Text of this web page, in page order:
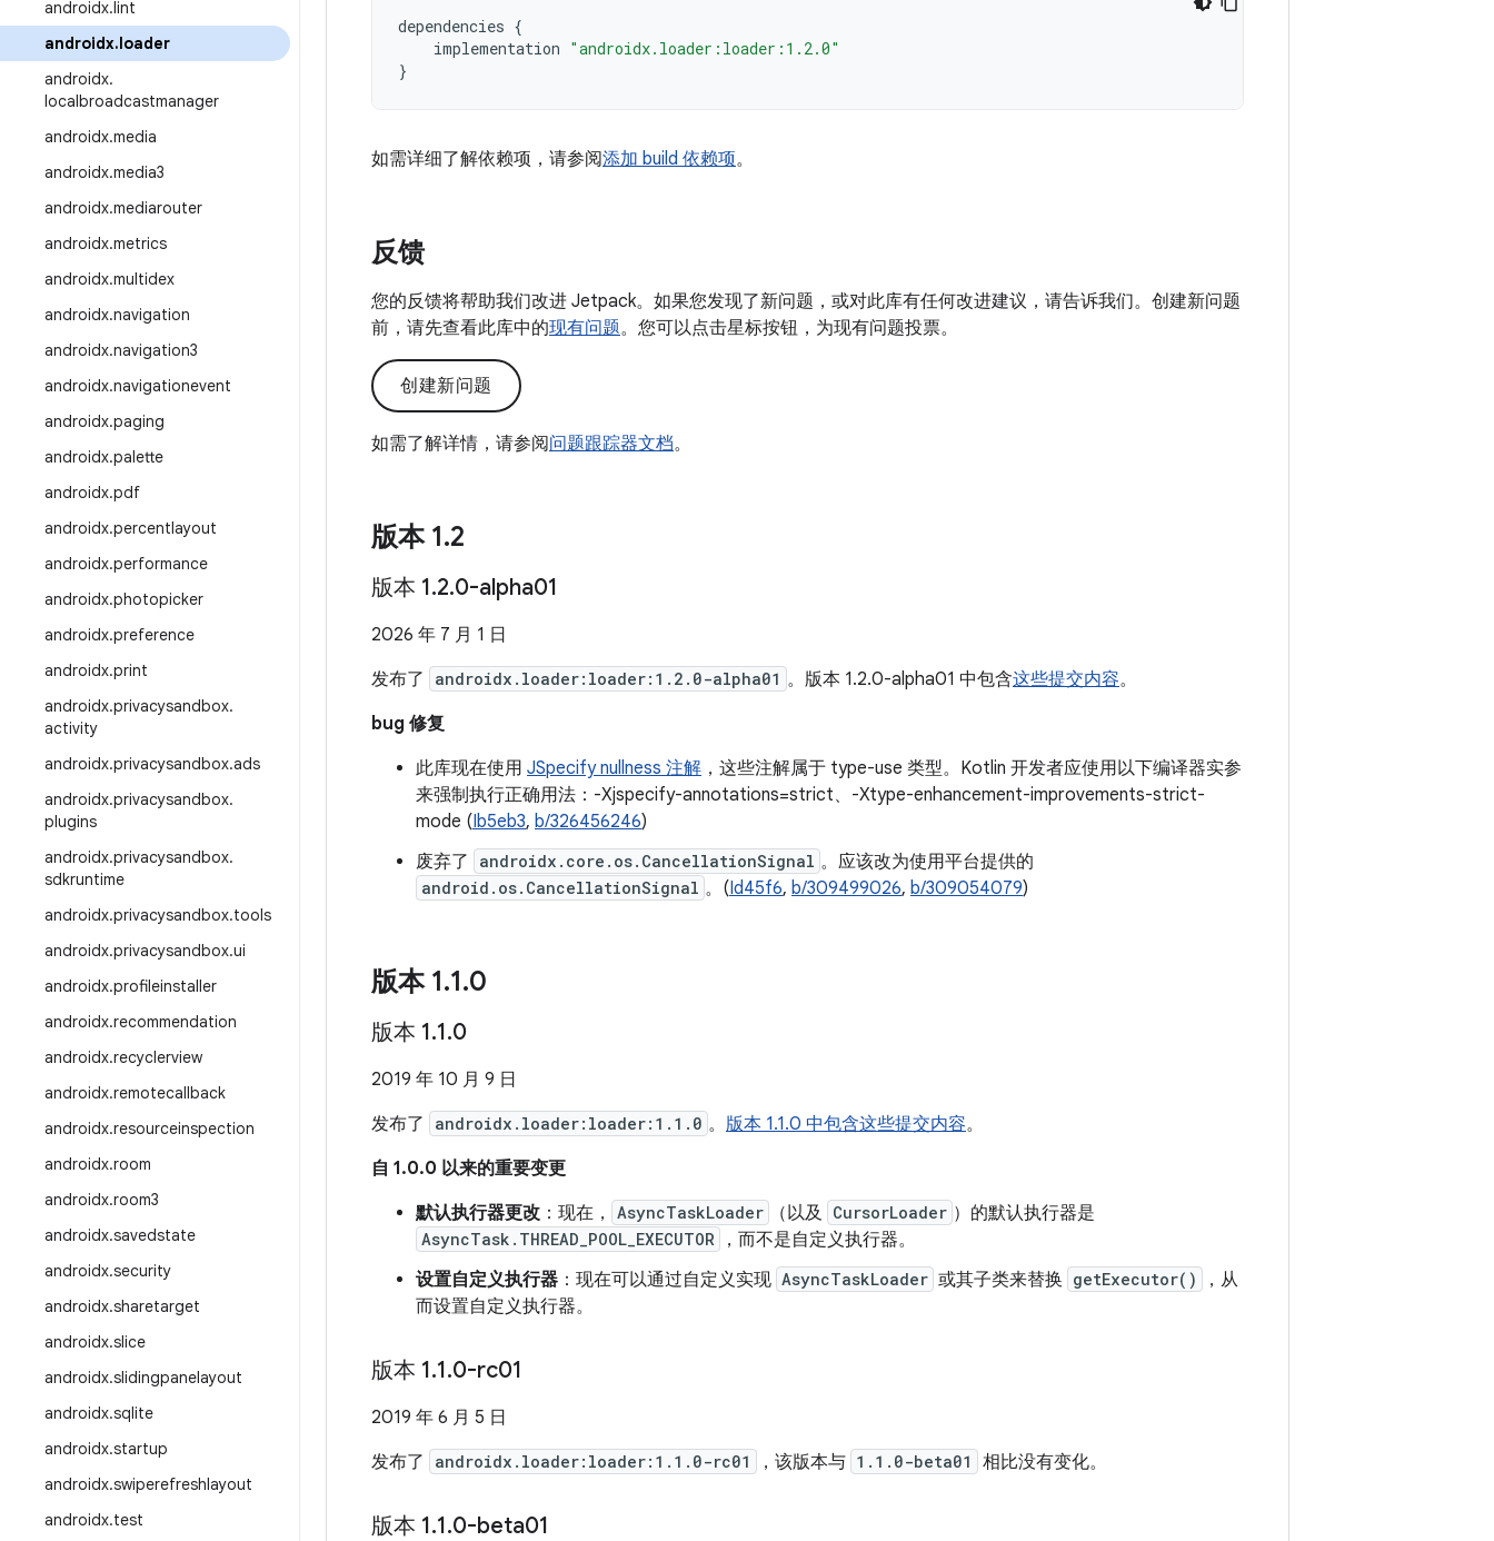
androidx.lint
androidx.loader
androidx.
localbroadcastmanager
androidx.media
androidx.media3
androidx.mediarouter
androidx.metrics
androidx.multidex
androidx.navigation
androidx.navigation3
androidx.navigationevent
androidx.paging
androidx.palette
androidx.pdf
androidx.percentlayout
androidx.performance
androidx.photopicker
androidx.preference
androidx.print
androidx.privacysandbox.
activity
androidx.privacysandbox.ads
androidx.privacysandbox.
plugins
androidx.privacysandbox.
sdkruntime
androidx.privacysandbox.tools
androidx.privacysandbox.ui
androidx.profileinstaller
androidx.recommendation
androidx.recyclerview
androidx.remotecallback
androidx.resourceinspection
androidx.room
androidx.room3
androidx.savedstate
androidx.security
androidx.sharetarget
androidx.slice
androidx.slidingpanelayout
androidx.sqlite
androidx.startup
androidx.swiperefreshlayout
androidx.test
dependencies {
implementation "androidx.loader:loader:1.2.0"
}
如需详细了解依赖项，请参阅添加 build 依赖项。
反馈
您的反馈将帮助我们改进 Jetpack。如果您发现了新问题，或对此库有任何改进建议，请告诉我们。创建新问题
前，请先查看此库中的现有问题。您可以点击星标按钮，为现有问题投票。
创建新问题
如需了解详情，请参阅问题跟踪器文档。
版本 1.2
版本 1.2.0-alpha01
2026 年 7 月 1 日
发布了
androidx.loader:loader:1.2.0-alpha01 。版本 1.2.0-alpha01 中包含这些提交内容。
bug 修复
此库现在使用 JSpecify nullness 注解 ，这些注解属于 type-use 类型。Kotlin 开发者应使用以下编译器实参
来强制执行正确用法：-Xjspecify-annotations=strict、-Xtype-enhancement-improvements-strict-
mode (Ib5eb3, b/326456246)
废弃了
androidx.core.os.CancellationSignal 。应该改为使用平台提供的
android.os.CancellationSignal 。(Id45f6, b/309499026, b/309054079)
版本 1.1.0
版本 1.1.0
2019 年 10 月 9 日
发布了
androidx.loader:loader:1.1.0 。 版本 1.1.0 中包含这些提交内容。
自 1.0.0 以来的重要变更
默认执行器更改 ：现在， AsyncTaskLoader （以及 CursorLoader ）的默认执行器是
AsyncTask.THREAD_POOL_EXECUTOR
，而不是自定义执行器。
设置自定义执行器 ：现在可以通过自定义实现 AsyncTaskLoader 或其子类来替换 getExecutor()
，从
而设置自定义执行器。
版本 1.1.0-rc01
2019 年 6 月 5 日
发布了
androidx.loader:loader:1.1.0-rc01 ，该版本与 1.1.0-beta01 相比没有变化。
版本 1.1.0-beta01